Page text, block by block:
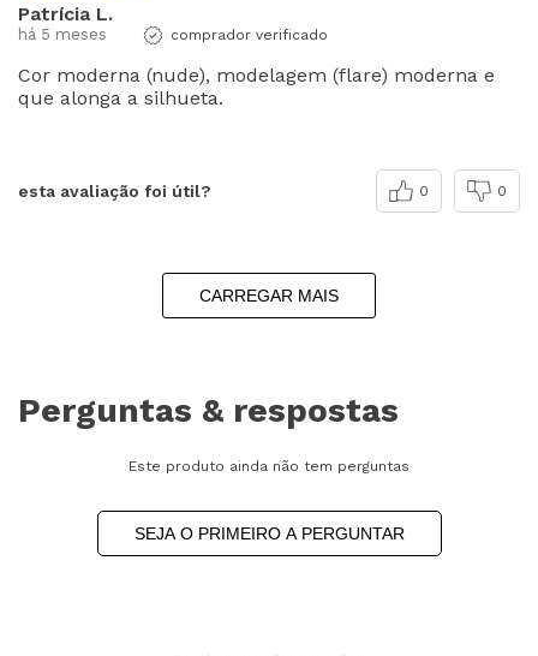
Patrícia L.
há 5 meses comprador verificado
Cor moderna (nude), modelagem (flare) moderna e
que alonga a silhueta.
esta avaliação foi útil? 0 0
CARREGAR MAIS
Perguntas & respostas
Este produto ainda não tem perguntas
SEJA O PRIMEIRO A PERGUNTAR